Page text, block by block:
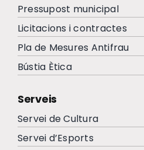
Pressupost municipal
Licitacions i contractes
Pla de Mesures Antifrau
Bústia Ètica
Serveis
Servei de Cultura
Servei d’Esports